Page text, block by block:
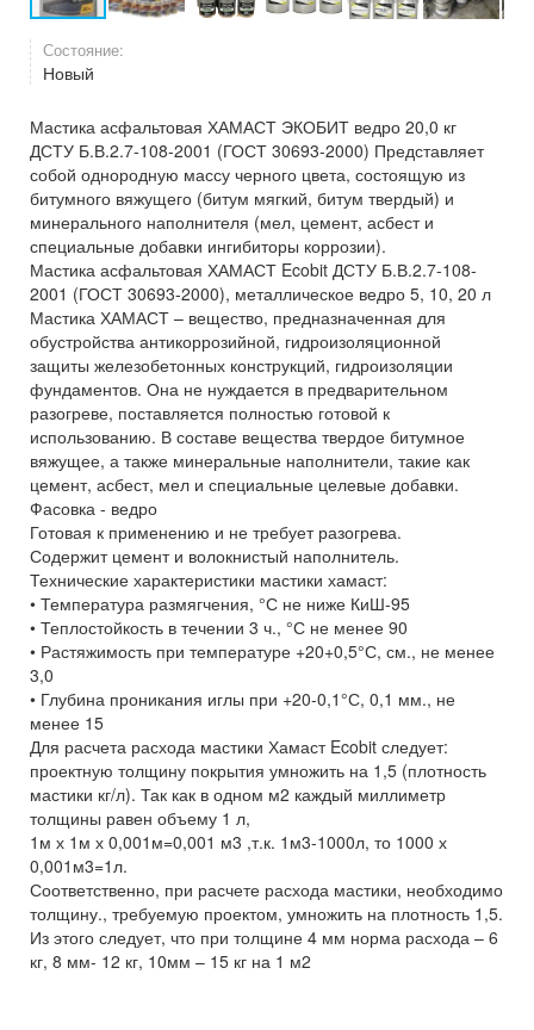
Состояние:
Новый
Мастика асфальтовая ХАМАСТ ЭКОБИТ ведро 20,0 кг
ДСТУ Б.В.2.7-108-2001 (ГОСТ 30693-2000) Представляет
собой однородную массу черного цвета, состоящую из
битумного вяжущего (битум мягкий, битум твердый) и
минерального наполнителя (мел, цемент, асбест и
специальные добавки ингибиторы коррозии).
Мастика асфальтовая ХАМАСТ Ecobit ДСТУ Б.В.2.7-108-
2001 (ГОСТ 30693-2000), металлическое ведро 5, 10, 20 л
Мастика ХАМАСТ – вещество, предназначенная для
обустройства антикоррозийной, гидроизоляционной
защиты железобетонных конструкций, гидроизоляции
фундаментов. Она не нуждается в предварительном
разогреве, поставляется полностью готовой к
использованию. В составе вещества твердое битумное
вяжущее, а также минеральные наполнители, такие как
цемент, асбест, мел и специальные целевые добавки.
Фасовка - ведро
Готовая к применению и не требует разогрева.
Содержит цемент и волокнистый наполнитель.
Технические характеристики мастики хамаст:
• Температура размягчения, °С не ниже КиШ-95
• Теплостойкость в течении 3 ч., °С не менее 90
• Растяжимость при температуре +20+0,5°С, см., не менее
3,0
• Глубина проникания иглы при +20-0,1°С, 0,1 мм., не
менее 15
Для расчета расхода мастики Хамаст Ecobit следует:
проектную толщину покрытия умножить на 1,5 (плотность
мастики кг/л). Так как в одном м2 каждый миллиметр
толщины равен объему 1 л,
1м х 1м х 0,001м=0,001 м3 ,т.к. 1м3-1000л, то 1000 х
0,001м3=1л.
Соответственно, при расчете расхода мастики, необходимо
толщину., требуемую проектом, умножить на плотность 1,5.
Из этого следует, что при толщине 4 мм норма расхода – 6
кг, 8 мм- 12 кг, 10мм – 15 кг на 1 м2